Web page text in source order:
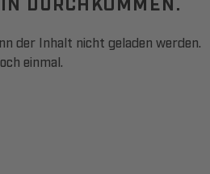
der Inhalt nicht geladen werden.
einmal.